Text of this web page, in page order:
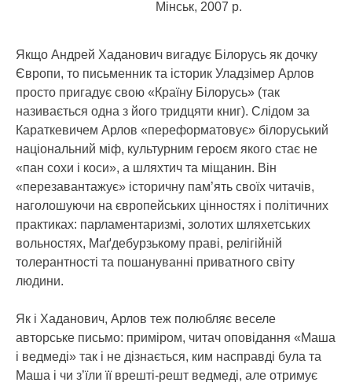
Мінськ, 2007 р.
Якщо Андрей Хаданович вигадує Білорусь як дочку
Європи, то письменник та історик Уладзімер Арлов
просто пригадує свою «Країну Білорусь» (так
називається одна з його тридцяти книг). Слідом за
Караткевичем Арлов «переформатовує» білоруський
національний міф, культурним героєм якого стає не
«пан сохи і коси», а шляхтич та міщанин. Він
«перезавантажує» історичну пам’ять своїх читачів,
наголошуючи на європейських цінностях і політичних
практиках: парламентаризмі, золотих шляхетських
вольностях, Маґдебурзькому праві, релігійній
толерантності та пошануванні приватного світу
людини.
Як і Хаданович, Арлов теж полюбляє веселе
авторське письмо: приміром, читач оповідання «Маша
і ведмеді» так і не дізнається, ким насправді була та
Маша і чи з’їли її врешті-решт ведмеді, але отримує